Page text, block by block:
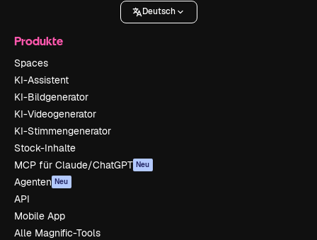
Deutsch
Produkte
Spaces
KI-Assistent
KI-Bildgenerator
KI-Videogenerator
KI-Stimmengenerator
Stock-Inhalte
MCP für Claude/ChatGPT Neu
Agenten Neu
API
Mobile App
Alle Magnific-Tools